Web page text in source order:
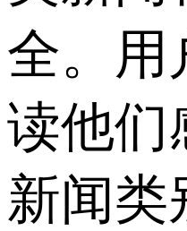
全。用
读他们
新闻类